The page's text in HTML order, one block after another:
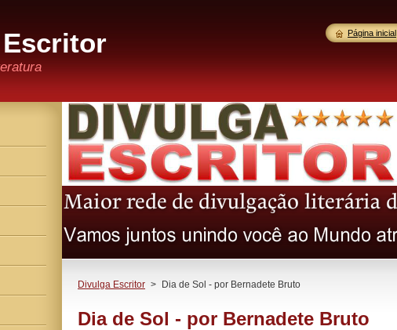
Divulga Escritor > Dia de Sol - por Bernadete Bruto
Dia de Sol - por Bernadete Bruto
Página inicial